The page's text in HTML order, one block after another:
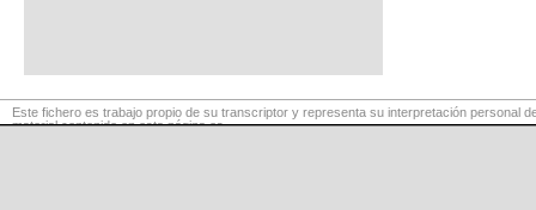
Este fichero es trabajo propio de su transcriptor y representa su interpretación personal
material contenido en esta página es